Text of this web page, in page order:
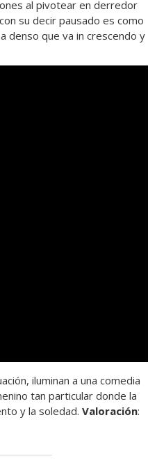
al pivotear en derredor
su decir pausado es como
denso que va in crescendo y
iluminan a una comedia
tan particular donde la
y la soledad. Valoración: